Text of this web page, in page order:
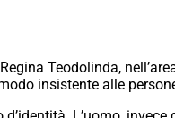
Teodolinda,
insistente alle